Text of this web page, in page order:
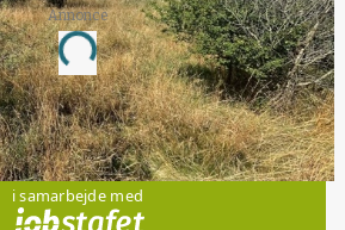
Annonce
Loading...
Jobs
i samarbejde med